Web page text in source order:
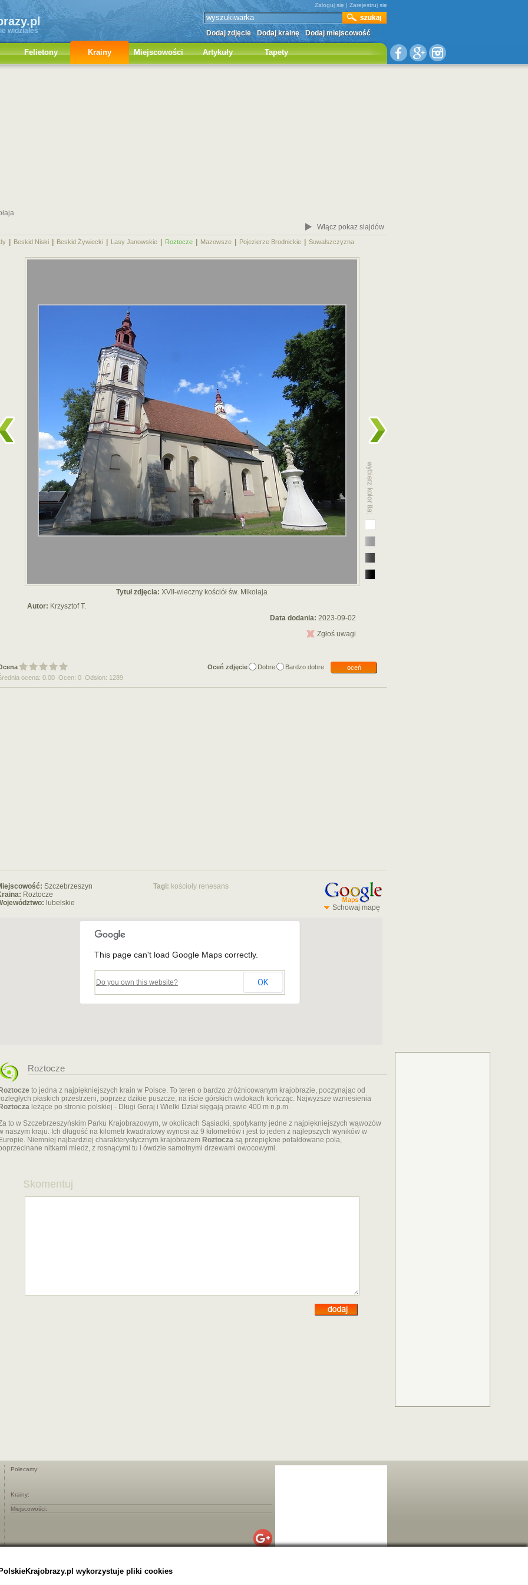
widziałeś
Zaloguj się | Zarejestruj się
Dodaj zdjęcie Dodaj krainę Dodaj miejscowość
Felietony Krainy Miejscowości Artykuły Tapety
Włącz pokaz slajdów
Beskid Niski Beskid Żywiecki Lasy Janowskie Roztocze Mazowsze Pojezierze Brodnickie Suwalszczyzna
Tytuł zdjęcia: XVII-wieczny kościół św. Mikołaja
Autor: Krzysztof T.
Data dodania: 2023-09-02
Zgłoś uwagi
Oceń zdjęcie Dobre Bardzo dobre
oceń
ocena: 0.00 Ocen: 0 Odsłon: 1289
Szczebrzeszyn
Roztocze
lubelskie
Tagi: kościoły renesans
Schowaj mapę
This page can't load Google Maps correctly.
Do you own this website? OK
Roztocze
to jedna z najpiękniejszych krain w Polsce. To teren o bardzo zróżnicowanym krajobrazie, poczynając od
płaskich przestrzeni, poprzez dzikie puszcze, na iście górskich widokach kończąc. Najwyższe wzniesienia
leżące po stronie polskiej - Długi Goraj i Wielki Dział sięgają prawie 400 m n.p.m.
to w Szczebrzeszyńskim Parku Krajobrazowym, w okolicach Sąsiadki, spotykamy jedne z najpiękniejszych wąwozów
naszym kraju. Ich długość na kilometr kwadratowy wynosi aż 9 kilometrów i jest to jeden z najlepszych wyników w
Niemniej najbardziej charakterystycznym krajobrazem Roztocza są przepiękne pofałdowane pola,
nitkami miedz, z rosnącymi tu i ówdzie samotnymi drzewami owocowymi.
Skomentuj
Polecamy:
Krainy:
Miejscowości:
wykorzystuje pliki cookies